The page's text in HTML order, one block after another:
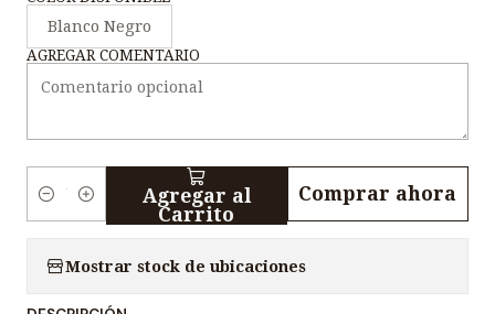
Blanco Negro
AGREGAR COMENTARIO
Agregar al
Carrito
Comprar ahora
Mostrar stock de ubicaciones